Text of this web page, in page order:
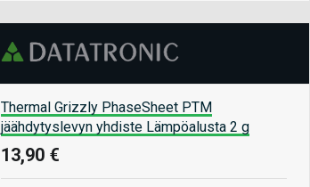
Thermal Grizzly PhaseSheet PTM
jäähdytyslevyn yhdiste Lämpöalusta 2 g
13,90 €